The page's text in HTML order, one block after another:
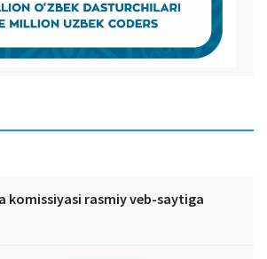
komissiyasi rasmiy veb-saytiga